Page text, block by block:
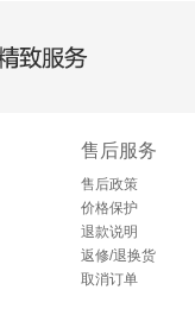
服务
售后服务
售后政策
价格保护
退款说明
返修/退换货
取消订单